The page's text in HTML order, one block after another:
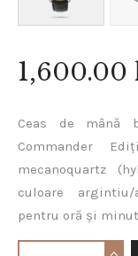
1,600.00
Ceas de mână
Commander
mecanoquartz
culoare
pentru oră și